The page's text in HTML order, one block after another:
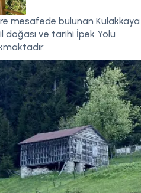
mesafede bulunan Kulakkaya
doğası ve tarihi İpek Yolu